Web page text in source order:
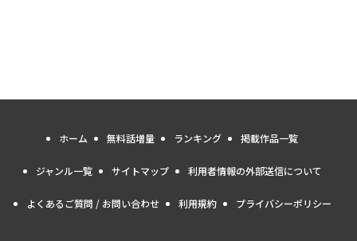
ホーム 無料話増量 ランキング 掲載作品一覧
ジャンル一覧 サイトマップ 利用者情報の外部送信について
よくあるご質問 / お問い合わせ 利用規約 プライバシーポリシー